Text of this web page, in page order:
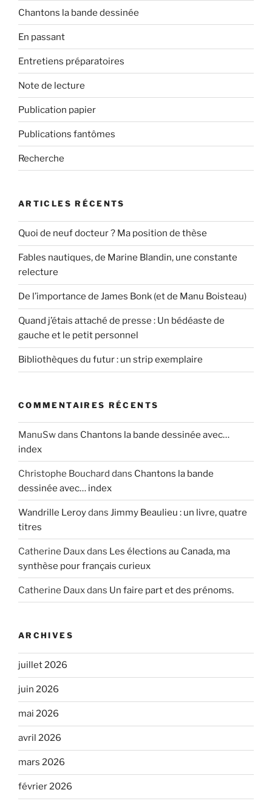
Chantons la bande dessinée
En passant
Entretiens préparatoires
Note de lecture
Publication papier
Publications fantômes
Recherche
ARTICLES RÉCENTS
Quoi de neuf docteur ? Ma position de thèse
Fables nautiques, de Marine Blandin, une constante
relecture
De l’importance de James Bonk (et de Manu Boisteau)
Quand j’étais attaché de presse : Un bédéaste de
gauche et le petit personnel
Bibliothèques du futur : un strip exemplaire
COMMENTAIRES RÉCENTS
ManuSwdans Chantons la bande dessinée avec…
index
Christophe Bouchard dans Chantons la bande
dessinée avec… index
Wandrille Leroydans Jimmy Beaulieu : un livre, quatre
titres
Catherine Dauxdans Les élections au Canada, ma
synthèse pour français curieux
Catherine Dauxdans Un faire part et des prénoms.
ARCHIVES
juillet 2026
juin 2026
mai 2026
avril 2026
mars 2026
février 2026